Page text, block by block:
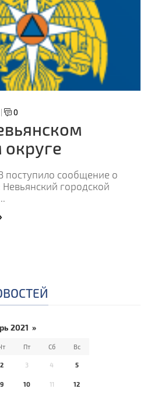
0
поступило сообщение о
городской
2021 »
Пт Сб Вс
2 3 4 5
9 10 11 12